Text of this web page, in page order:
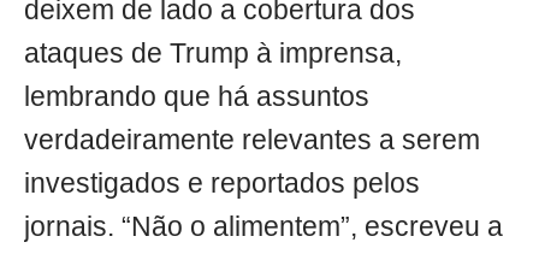
deixem de lado a cobertura dos
ataques de Trump à imprensa,
lembrando que há assuntos
verdadeiramente relevantes a serem
investigados e reportados pelos
jornais. “Não o alimentem”, escreveu a